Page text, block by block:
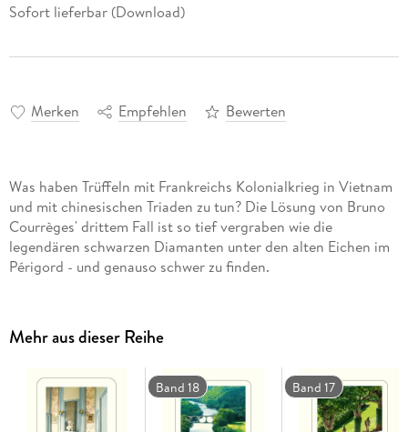
Sofort lieferbar (Download)
Merken Empfehlen Bewerten
Was haben Trüffeln mit Frankreichs Kolonialkrieg in Vietnam
und mit chinesischen Triaden zu tun? Die Lösung von Bruno
Courrèges' drittem Fall ist so tief vergraben wie die
legendären schwarzen Diamanten unter den alten Eichen im
Périgord - und genauso schwer zu finden.
Mehr aus dieser Reihe
Band 18 Band 17